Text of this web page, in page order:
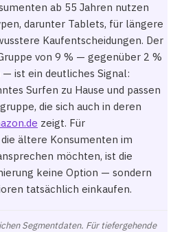
ab 55 Jahren nutzen
darunter Tablets, für längere
Kaufentscheidungen. Der
von 9 % — gegenüber 2 %
ist ein deutliches Signal:
Surfen zu Hause und passen
die sich auch in deren
zeigt. Für
ältere Konsumenten im
möchten, ist die
keine Option — sondern
tatsächlich einkaufen.
Segmentdaten. Für tiefergehende